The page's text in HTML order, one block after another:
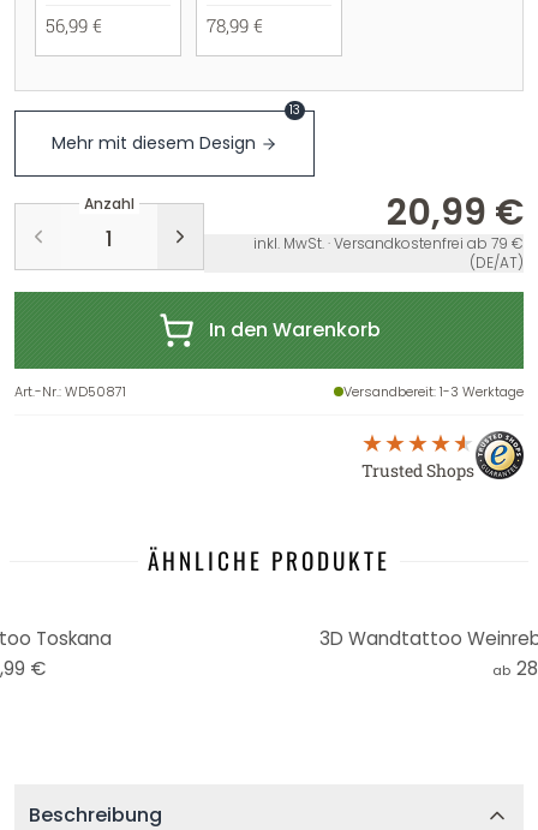
56,99 € 78,99 €
Mehr mit diesem Design
13
Anzahl 20,99 €
inkl. MwSt. · Versandkostenfrei ab 79 €
(DE/AT)
In den Warenkorb
Art.-Nr.:WD50871 Versandbereit: 1-3 Werktage
Trusted Shops
ÄHNLICHE PRODUKTE
Toskana
€
3D Wandtattoo
ab
Beschreibung